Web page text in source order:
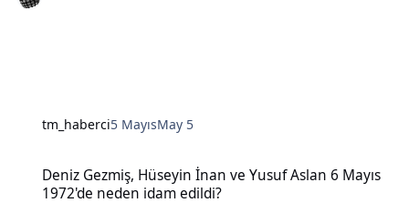
tm_haberci5 MayısMay 5
Deniz Gezmiş, Hüseyin İnan ve Yusuf Aslan 6 Mayıs
1972'de neden idam edildi?